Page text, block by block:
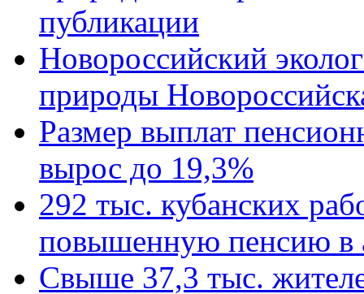
публикации
Новороссийский
природы
Размер выплат
вырос до 19,3%
292 тыс. кубанских
повышенную пенсию в
Свыше 37,3 тыс.